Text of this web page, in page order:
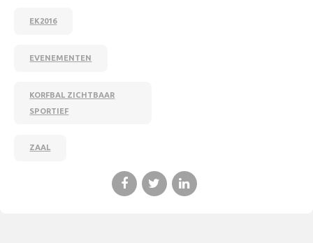
EK2016
EVENEMENTEN
KORFBAL ZICHTBAAR
SPORTIEF
ZAAL